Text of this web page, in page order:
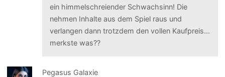
ein himmelschreiender Schwachsinn! Die
nehmen Inhalte aus dem Spiel raus und
verlangen dann trotzdem den vollen Kaufpreis...
merkste was??
Pegasus Galaxie